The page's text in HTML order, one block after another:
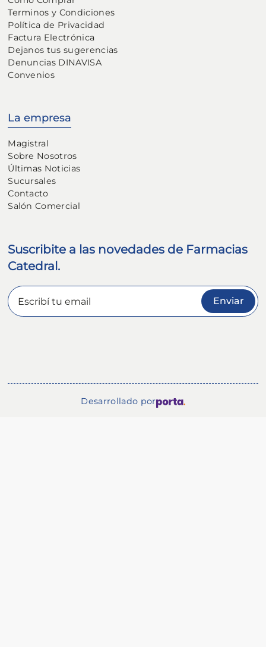
Terminos y Condiciones
Política de Privacidad
Factura Electrónica
Dejanos tus sugerencias
Denuncias DINAVISA
Convenios
La empresa
Magistral
Sobre Nosotros
Últimas Noticias
Sucursales
Contacto
Salón Comercial
Suscribite a las novedades de Farmacias
Catedral.
Enviar
Desarrollado por